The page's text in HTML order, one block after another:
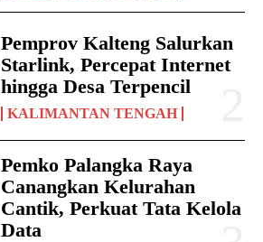
Pemprov Kalteng Salurkan
Starlink, Percepat Internet
hingga Desa Terpencil
KALIMANTAN TENGAH
Pemko Palangka Raya
Canangkan Kelurahan
Cantik, Perkuat Tata Kelola
Data